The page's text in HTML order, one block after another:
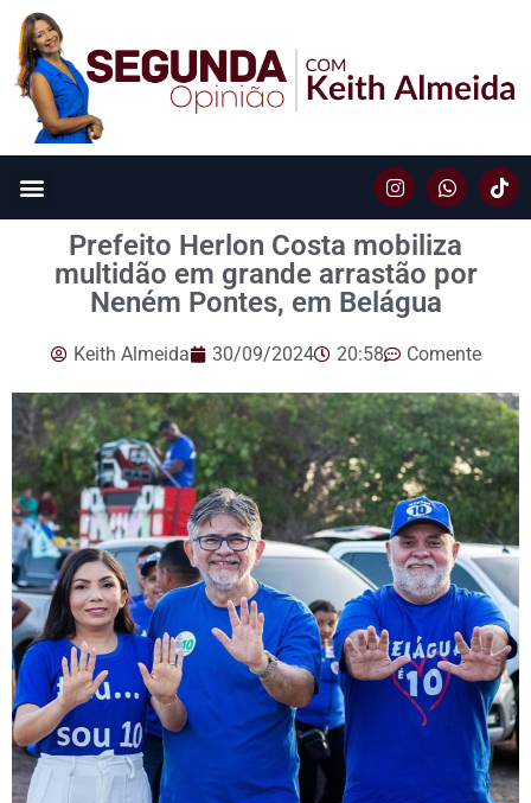
Prefeito Herlon Costa mobiliza
multidão em grande arrastão por
Neném Pontes, em Belágua
Keith Almeida 30/09/2024 20:58 Comente